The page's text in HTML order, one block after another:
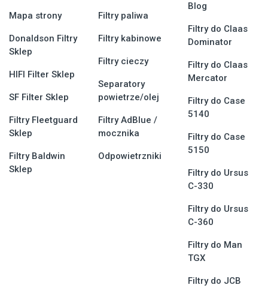
Mapa strony
Donaldson Filtry
Sklep
HIFI Filter Sklep
SF Filter Sklep
Filtry Fleetguard
Sklep
Filtry Baldwin
Sklep
Filtry paliwa
Filtry kabinowe
Filtry cieczy
Separatory
powietrze/olej
Filtry AdBlue /
mocznika
Odpowietrzniki
Blog
Filtry do Claas
Dominator
Filtry do Claas
Mercator
Filtry do Case
5140
Filtry do Case
5150
Filtry do Ursus
C-330
Filtry do Ursus
C-360
Filtry do Man
TGX
Filtry do JCB